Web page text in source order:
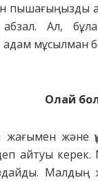
пышағыңызды
Ал,
мұсылман
Олай
және
айтуы керек.
Малдың